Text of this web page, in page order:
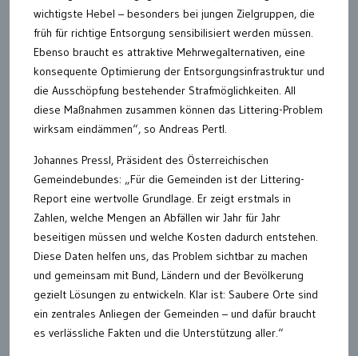
wichtigste Hebel – besonders bei jungen Zielgruppen, die
früh für richtige Entsorgung sensibilisiert werden müssen.
Ebenso braucht es attraktive Mehrwegalternativen, eine
konsequente Optimierung der Entsorgungsinfrastruktur und
die Ausschöpfung bestehender Strafmöglichkeiten. All
diese Maßnahmen zusammen können das Littering-Problem
wirksam eindämmen“, so Andreas Pertl.
Johannes Pressl, Präsident des Österreichischen
Gemeindebundes: „Für die Gemeinden ist der Littering-
Report eine wertvolle Grundlage. Er zeigt erstmals in
Zahlen, welche Mengen an Abfällen wir Jahr für Jahr
beseitigen müssen und welche Kosten dadurch entstehen.
Diese Daten helfen uns, das Problem sichtbar zu machen
und gemeinsam mit Bund, Ländern und der Bevölkerung
gezielt Lösungen zu entwickeln. Klar ist: Saubere Orte sind
ein zentrales Anliegen der Gemeinden – und dafür braucht
es verlässliche Fakten und die Unterstützung aller.“